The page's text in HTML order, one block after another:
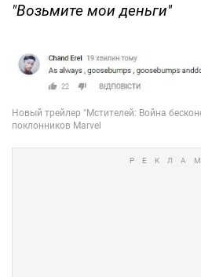
"Возьмите мои деньги"